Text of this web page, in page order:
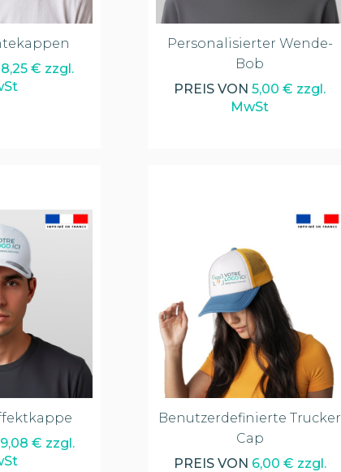
8,25 € zzgl.
Personalisierter Wende-
Bob
PREIS VON5,00 € zzgl.
MwSt
9,08 € zzgl.
Benutzerdefinierte Trucker
Cap
PREIS VON 6,00 € zzgl.